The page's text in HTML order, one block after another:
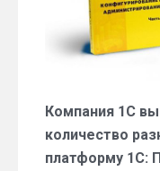
Компания 1С
количество
платформу 1С: